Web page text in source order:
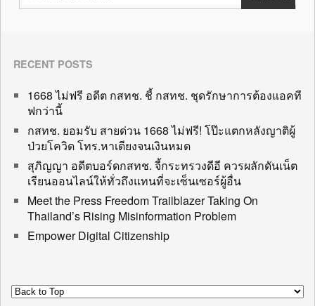
RECENT POSTS
1668 ไม่ฟรี อดีต กสทช. ชี้ กสทช. ชุดรักษาการต้องแอคที
ฟกว่านี้
กสทช. ยอมรับ สายด่วน 1668 ไม่ฟรี! โป๊ะแตกหลังญาติผู้
ป่วยโควิด โทร.หาเตียงจนเงินหมด
สุภิญญา อดีตบอร์ดกสทช. จี้กระทรวงดีอี ควรผลักดันเน็ต
เรียนออนไลน์ให้ทั่วถึงแทนที่จะเซ็นเซอร์ผู้อื่น
Meet the Press Freedom Trailblazer Taking On
Thailand’s Rising Misinformation Problem
Empower Digital Citizenship